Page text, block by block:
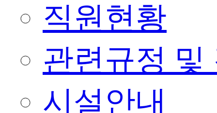
직원현황
관련규정 및
시설안내